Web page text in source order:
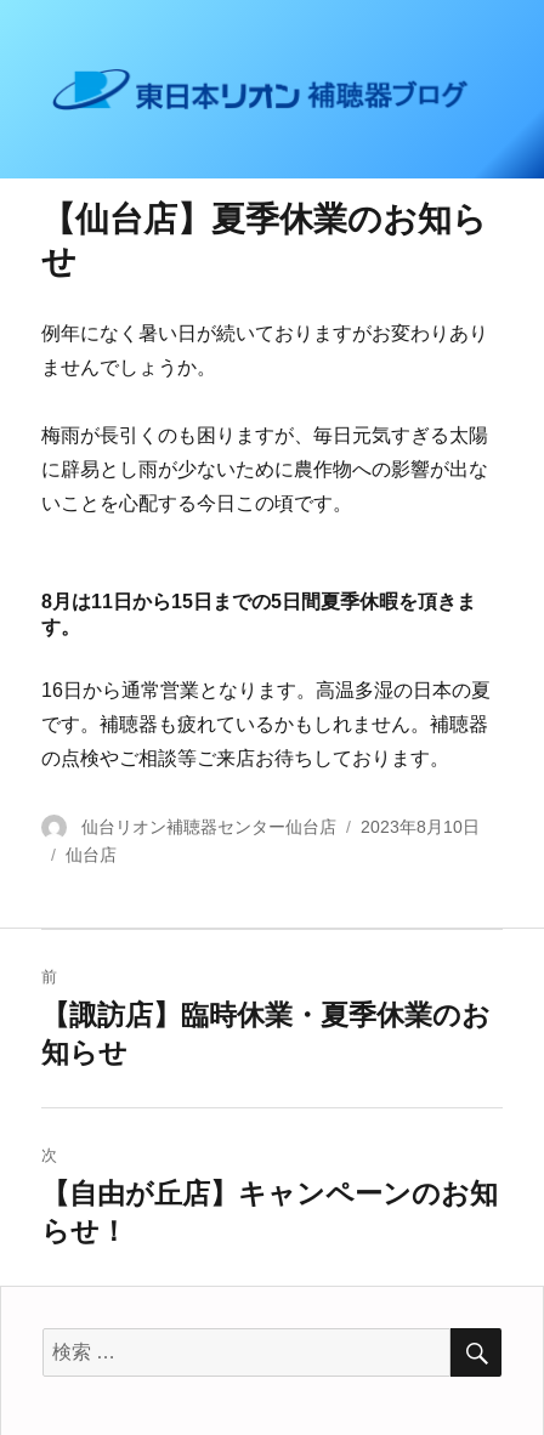
東日本リオン 補聴器ブログ
【仙台店】夏季休業のお知ら
せ
例年になく暑い日が続いておりますがお変わりあり
ませんでしょうか。
梅雨が長引くのも困りますが、毎日元気すぎる太陽
に辟易とし雨が少ないために農作物への影響が出な
いことを心配する今日この頃です。
8月は11日から15日までの5日間夏季休暇を頂きま
す。
16日から通常営業となります。高温多湿の日本の夏
です。補聴器も疲れているかもしれません。補聴器
の点検やご相談等ご来店お待ちしております。
投
稿
仙台リオン補聴器センター仙台店
投
2023年8月10日
カ
仙台店
稿
ナ
ビ
ゲ
ー
ン
前
去
稿:
【諏訪店】臨時休業・夏季休業のお
知らせ
次
の
【自由が丘店】キャンペーンのお知
らせ！
検
索